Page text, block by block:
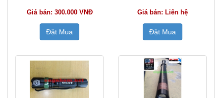
Giá bán: 300.000 VNĐ
Đặt Mua
Giá bán: Liên hệ
Đặt Mua